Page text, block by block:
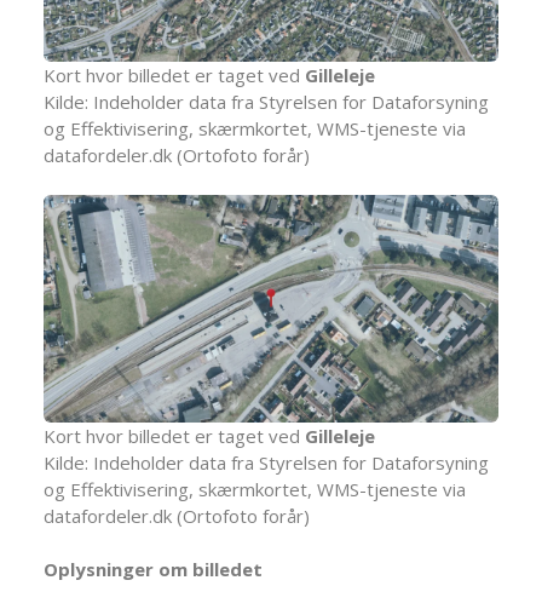
Kort hvor billedet er taget ved Gilleleje
Kilde: Indeholder data fra Styrelsen for Dataforsyning
og Effektivisering, skærmkortet, WMS-tjeneste via
datafordeler.dk (Ortofoto forår)
Kort hvor billedet er taget ved Gilleleje
Kilde: Indeholder data fra Styrelsen for Dataforsyning
og Effektivisering, skærmkortet, WMS-tjeneste via
datafordeler.dk (Ortofoto forår)
Oplysninger om billedet